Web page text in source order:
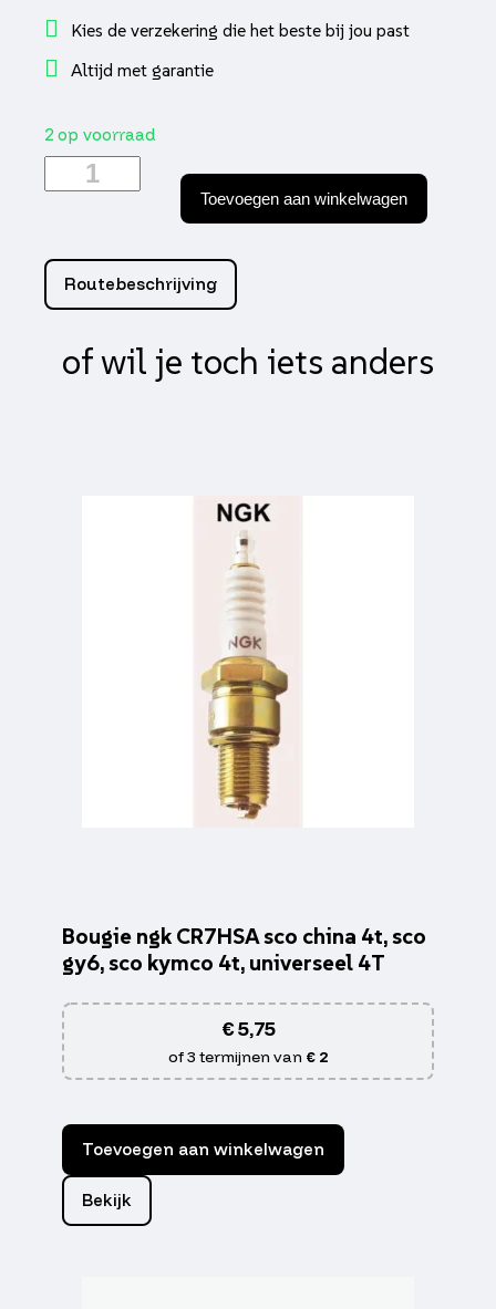
Kies de verzekering die het beste bij jou past
Altijd met garantie
2 op voorraad
Carburateur
dell
25km/h
org
aantal
Toevoegen aan winkelwagen
Routebeschrijving
of wil je toch iets anders
Bougie ngk CR7HSA sco china 4t, sco
gy6, sco kymco 4t, universeel 4T
€5,75
of 3 termijnen van € 2
Toevoegen aan winkelwagen
Bekijk